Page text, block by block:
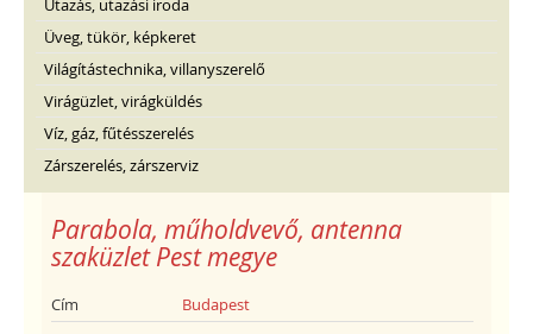
Utazás, utazási iroda
Üveg, tükör, képkeret
Világítástechnika, villanyszerelő
Virágüzlet, virágküldés
Víz, gáz, fűtésszerelés
Zárszerelés, zárszerviz
Parabola, műholdvevő, antenna
szaküzlet Pest megye
Cím Budapest